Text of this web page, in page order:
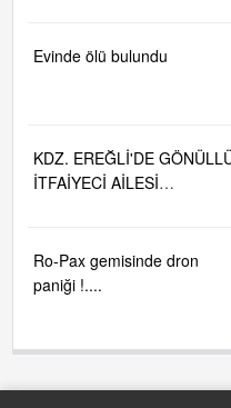
Evinde ölü bulundu
KDZ. EREĞLİ'DE
İTFAİYECİ AİLESİ
Ro-Pax gemisinde dron
paniği !....